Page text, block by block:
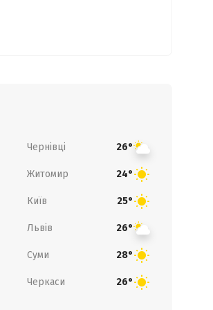
Чернівці 26°
Житомир 24°
Київ 25°
Львів 26°
Суми 28°
Черкаси 26°